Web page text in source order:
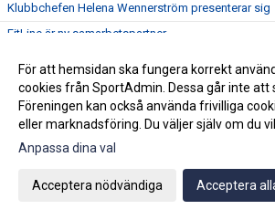
Klubbchefen Helena Wennerström presenterar sig
FitLine är ny samarbetspartner
Flera lag drar igång igen
Bemanning på våra kanslier i sommar
Vinnare i 50/50 lotteriet 29/6
Ladda ner Min Fotboll-appen
För att hemsidan ska fungera korrekt
cookies från SportAdmin. Dessa går inte att
Föreningen kan också använda frivilliga
eller marknadsföring. Du väljer själv om du
Anpassa dina val
Acceptera nödvändiga Acceptera